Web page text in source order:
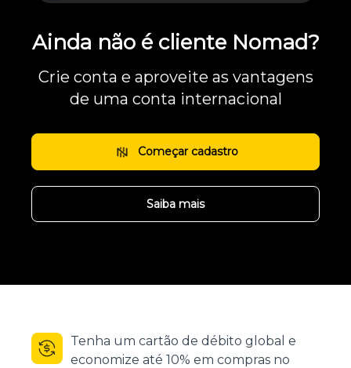
Ainda não é cliente Nomad?
Crie conta e aproveite as vantagens
de uma conta internacional
Começar cadastro
Saiba mais
Tenha um cartão de débito global e
economize até 10% em compras no